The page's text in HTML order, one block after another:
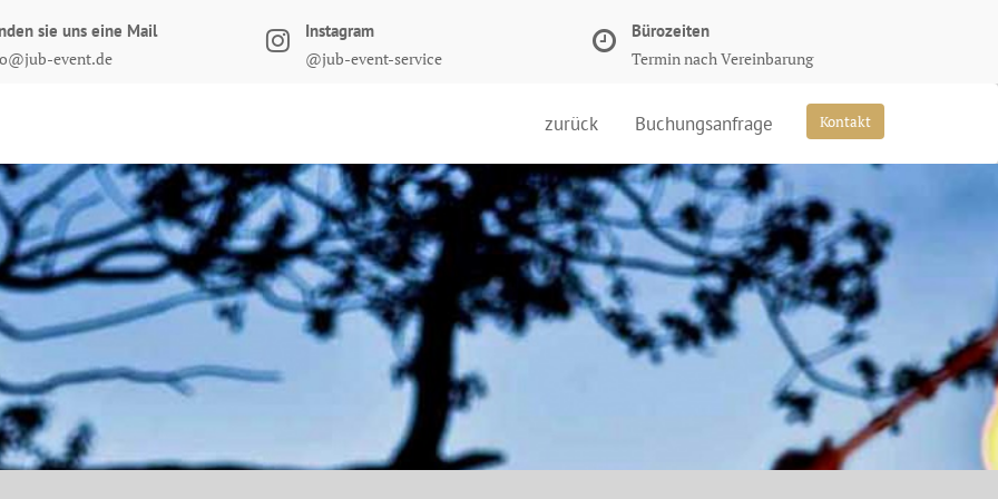
sie uns eine Mail
event.de
Instagram
@jub-event-service
Bürozeiten
Termin nach Vereinbarung
Kontakt
zurück Buchungsanfrage